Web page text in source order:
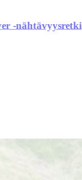
-nähtävyysretki